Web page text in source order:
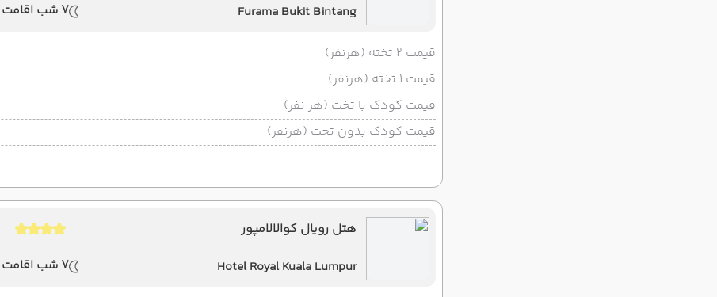
Furama Bukit Bintang
7 شب اقامت
قیمت 2 تخته (هرنفر)
قیمت 1 تخته (هرنفر)
قیمت کودک با تخت (هر نفر)
قیمت کودک بدون تخت (هرنفر)
هتل رویال کوالالامپور
Hotel Royal Kuala Lumpur
7 شب اقامت